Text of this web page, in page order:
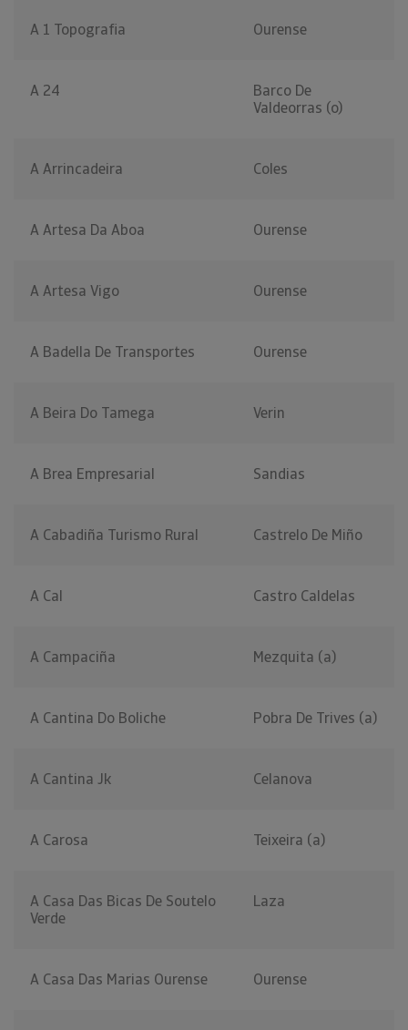
A 1 Topografia Ourense
A 24
Barco De
Valdeorras (o)
A Arrincadeira Coles
A Artesa Da Aboa Ourense
A Artesa Vigo Ourense
A Badella De Transportes Ourense
A Beira Do Tamega Verin
A Brea Empresarial Sandias
A Cabadiña Turismo Rural Castrelo De Miño
A Cal Castro Caldelas
A Campaciña Mezquita (a)
A Cantina Do Boliche Pobra De Trives (a)
A Cantina Jk Celanova
A Carosa Teixeira (a)
A Casa Das Bicas De Soutelo
Verde
Laza
A Casa Das Marias Ourense Ourense